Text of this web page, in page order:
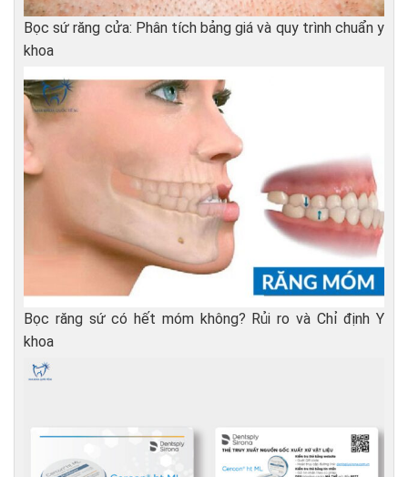
Bọc sứ răng cửa: Phân tích bảng giá và quy trình chuẩn y
khoa
Bọc răng sứ có hết móm không? Rủi ro và Chỉ định Y
khoa